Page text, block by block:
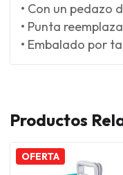
• Con un pedazo
• Punta
• Embalado por
Productos
OFERTA